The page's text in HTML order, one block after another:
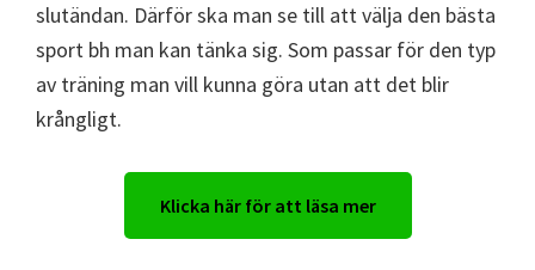
slutändan. Därför ska man se till att välja den bästa
sport bh man kan tänka sig. Som passar för den typ
av träning man vill kunna göra utan att det blir
krångligt.
Klicka här för att läsa mer